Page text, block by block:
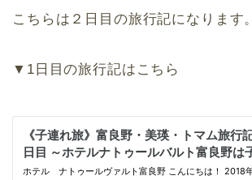
こちらは２日目の旅行記になります。
▼1日目の旅行記はこちら